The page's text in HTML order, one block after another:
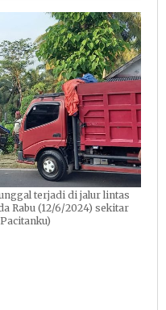
terjadi di jalur lintas
Rabu (12/6/2024) sekitar